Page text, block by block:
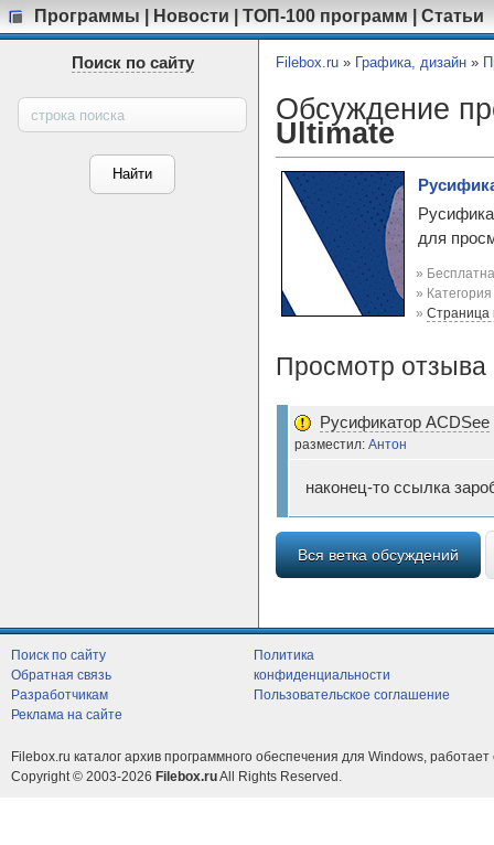
Программы Новости ТОП-100 программ Статьи
Поиск по сайту Filebox.ru » Графика, дизайн »
Обсуждение
Ultimate
для
»
» Категория
» Страница
Просмотр отзыва
Русификатор ACDSee
разместил: Антон
наконец-то ссылка
Вся ветка обсуждений
Поиск по сайту
Обратная связь
Разработчикам
Реклама на сайте
Политика
конфиденциальности
Пользовательское соглашение
Filebox.ru каталог архив программного обеспечения для Windows, работает
Copyright © 2003-2026 Filebox.ruAll Rights Reserved.